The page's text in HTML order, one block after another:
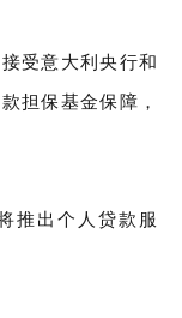
受意大利央行和
担保基金保障，
推出个人贷款服